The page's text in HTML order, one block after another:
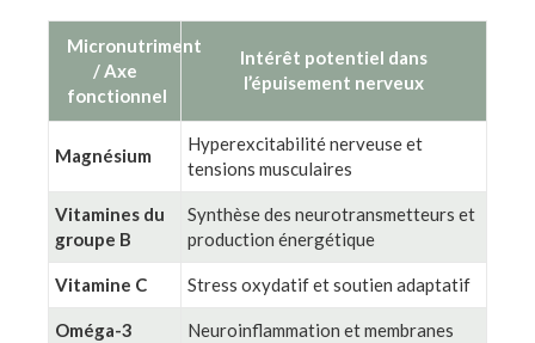
Micronutriment
/ Axe
fonctionnel
Intérêt potentiel dans
l’épuisement nerveux
Magnésium
Hyperexcitabilité nerveuse et
tensions musculaires
Vitamines du
groupe B
Synthèse des neurotransmetteurs et
production énergétique
Vitamine C Stress oxydatif et soutien adaptatif
Oméga-3
Neuroinflammation et membranes